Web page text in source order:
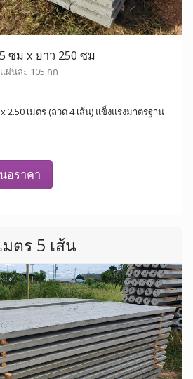
ซม x ยาว 250 ซม
ผ่นละ 105 กก
เมตร (ลวด 4 เส้น) แข็งแรงมาตรฐาน
อราคา
ตร 5 เส้น